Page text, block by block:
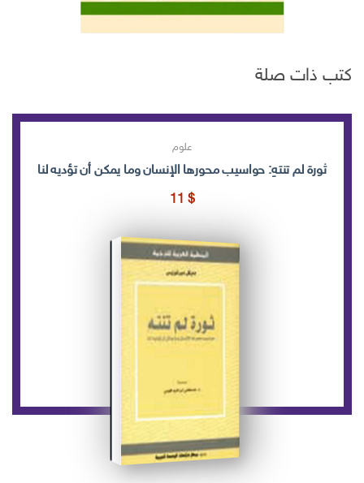
كتب ذات صلة
علوم
ثورة لم تنتهِ: حواسيب محورها الإنسان وما يمكن أن تؤديه لنا
11 $